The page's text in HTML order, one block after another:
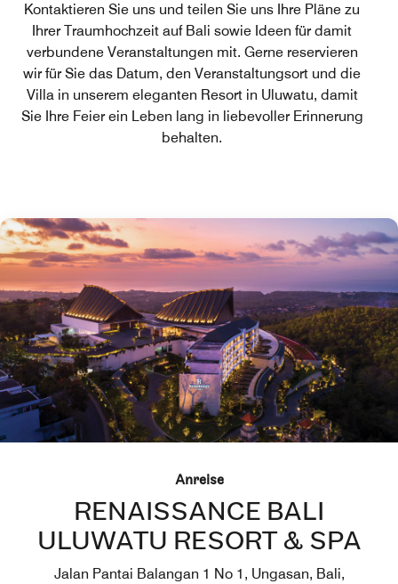
Kontaktieren Sie uns und teilen Sie uns Ihre Pläne zu
Ihrer Traumhochzeit auf Bali sowie Ideen für damit
verbundene Veranstaltungen mit. Gerne reservieren
wir für Sie das Datum, den Veranstaltungsort und die
Villa in unserem eleganten Resort in Uluwatu, damit
Sie Ihre Feier ein Leben lang in liebevoller Erinnerung
behalten.
Anreise
RENAISSANCE BALI
ULUWATU RESORT & SPA
Jalan Pantai Balangan 1 No 1, Ungasan, Bali,